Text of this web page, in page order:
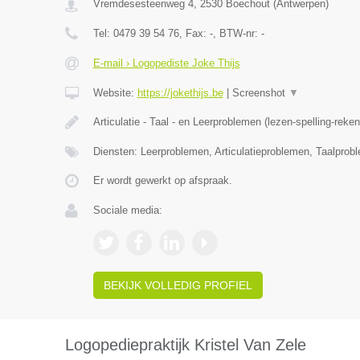
Vremdesesteenweg 4, 2530 Boechout(Antwerpen)
Tel: 0479 39 54 76, Fax: -, BTW-nr: -
E-mail › Logopediste Joke Thijs
Website: https://jokethijs.be| Screenshot ▼
Articulatie - Taal - en Leerproblemen (lezen-spelling-
Diensten: Leerproblemen, Articulatieproblemen,
Er wordt gewerkt op afspraak.
Sociale media:
BEKIJK VOLLEDIG PROFIEL
Logopediepraktijk Kristel Van Zele